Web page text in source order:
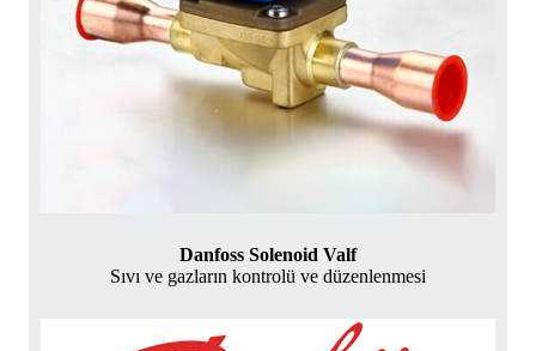
Danfoss Solenoid Valf
Sıvı ve gazların kontrolü ve düzenlenmesi